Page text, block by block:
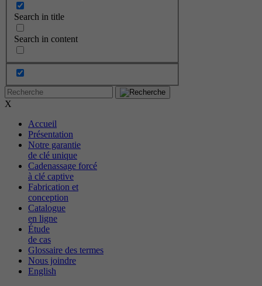
Search in title
Search in content
X
Accueil
Présentation
Notre garantie
de clé unique
Cadenassage forcé
à clé captive
Fabrication et
conception
Catalogue
en ligne
Étude
de cas
Glossaire des termes
Nous joindre
English